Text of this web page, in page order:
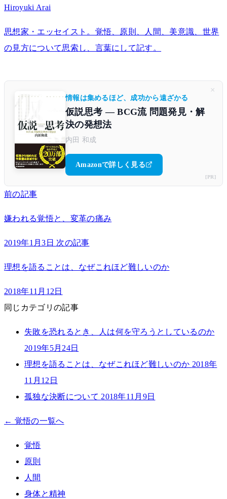
Hiroyuki Arai
思想家・エッセイスト。覚悟、原則、人間、美意識、世界
の見方について思索し、言葉にして記す。
[PR]
×
情報は集めるほど、成功から遠ざかる
仮説思考 ― BCG流 問題発見・解
決の発想法
内田 和成
Amazonで詳しく見る
前の記事
嫌われる覚悟と、変革の痛み
2019年1月3日 次の記事
理想を語ることは、なぜこれほど難しいのか
2018年11月12日
同じカテゴリの記事
失敗を恐れるとき、人は何を守ろうとしているのか
2019年5月24日
理想を語ることは、なぜこれほど難しいのか 2018年
11月12日
孤独な決断について 2018年11月9日
← 覚悟の一覧へ
覚悟
原則
人間
身体と精神